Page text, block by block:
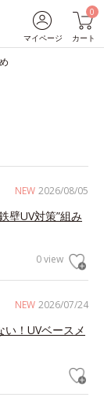
マイページ
0
カート
NEW 2026/08/05
壁UV対策”組み
0 view
NEW 2026/07/24
！UVベースメ